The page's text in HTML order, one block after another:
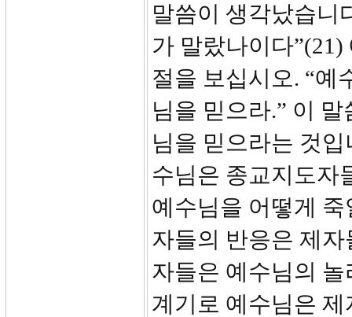
말씀이 생각났습니
가 말랐나이다
절을 보십시오. “예
님을 믿으라.” 이
님을 믿으라는 것
수님은 종교지도자
예수님을 어떻게
자들의 반응은 제
자들은 예수님의
계기로 예수님은